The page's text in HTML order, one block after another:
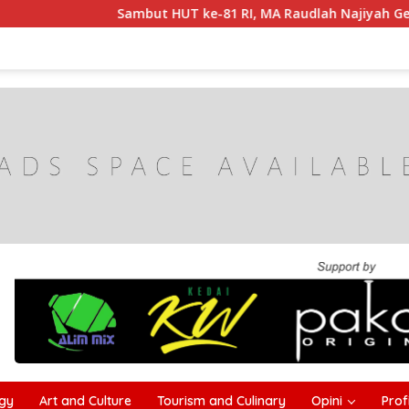
HUT ke-81 RI, MA Raudlah Najiyah Gelar Istighotsah dan
Art and Culture Tourism and Culinary Opini